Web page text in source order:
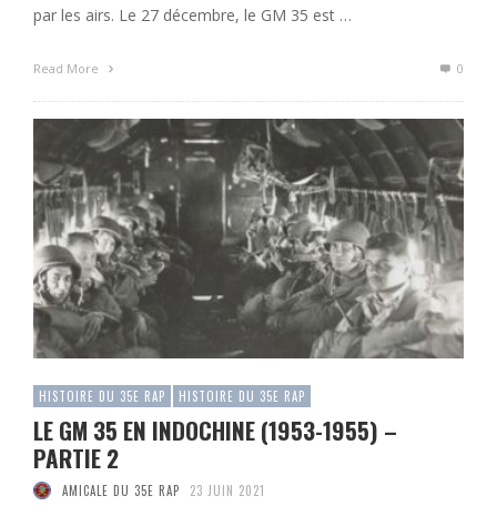
par les airs. Le 27 décembre, le GM 35 est …
Read More 0
HISTOIRE DU 35E RAP HISTOIRE DU 35E RAP
LE GM 35 EN INDOCHINE (1953-1955) –
PARTIE 2
AMICALE DU 35E RAP 23 JUIN 2021